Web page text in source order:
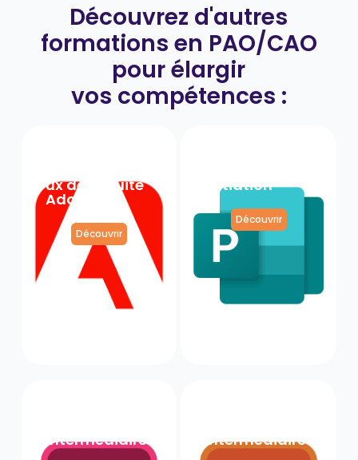
Découvrez d'autres
formations en PAO/CAO
pour élargir
vos compétences :
ux de la Suite
Adobe
Découvrir
Initiation
Découvrir
Intermédiaire Intermédiaire